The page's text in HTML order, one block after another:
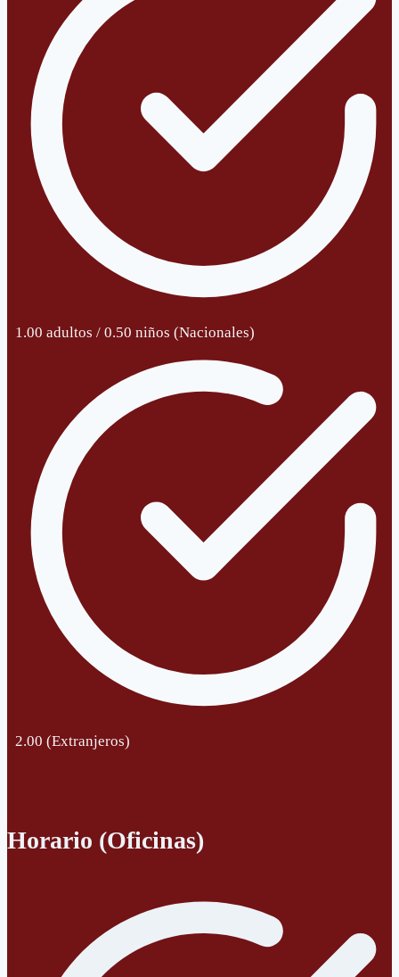
1.00 adultos / 0.50 niños (Nacionales)
2.00 (Extranjeros)
Horario (Oficinas)